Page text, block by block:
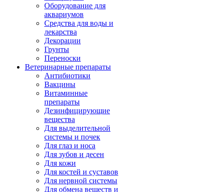
Оборудование для
аквариумов
Средства для воды и
лекарства
Декорации
Грунты
Переноски
Ветеринарные препараты
Антибиотики
Вакцины
Витаминные
препараты
Дезинфицирующие
вещества
Для выделительной
системы и почек
Для глаз и носа
Для зубов и десен
Для кожи
Для костей и суставов
Для нервной системы
Для обмена веществ и